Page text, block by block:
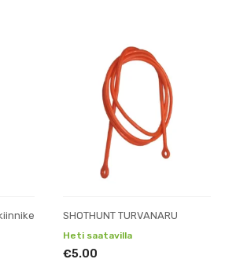
SHOTHUNT TURVANARU
Heti saatavilla
€5.00